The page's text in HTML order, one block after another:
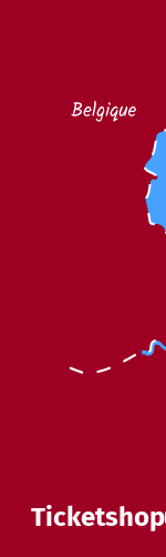
Ticketshop